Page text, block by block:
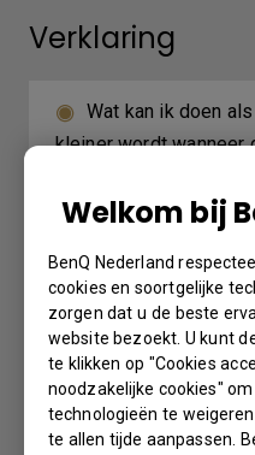
Welkom bij
BenQ Nederland
cookies en soortgelijke
zorgen dat u de beste
website bezoekt. U kunt
te klikken op "Cookies
noodzakelijke cookies"
technologieën te
te allen tijde aanpassen.
Verklaring
Wat kan ik doen
kleiner wordt wanneer
Further Query
De bedrade
wordt gebruikt om
een bedrade